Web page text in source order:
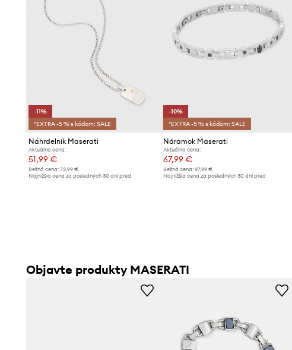
-11%
*EXTRA -5 % s kódom: SALE
Náhrdelník Maserati
Aktuálna cena:
51,99 €
Bežná cena: 73,99 €
Najnižšia cena za posledných 30 dní pred
-10%
*EXTRA -5 % s kódom: SALE
Náramok Maserati
Aktuálna cena:
67,99 €
Bežná cena:97,99 €
Najnižšia cena za posledných 30 dní pred
Objavte produkty MASERATI